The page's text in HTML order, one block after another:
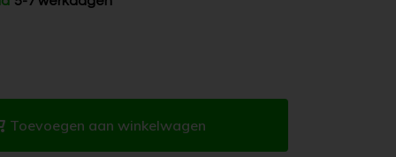
Toevoegen aan winkelwagen